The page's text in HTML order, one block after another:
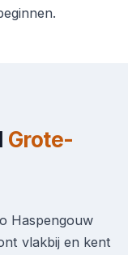
Grote-
Haspengouw
vlakbij en kent